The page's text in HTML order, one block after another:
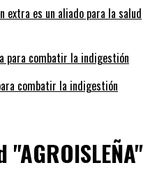
extra es un aliado para la salud
combatir la indigestión